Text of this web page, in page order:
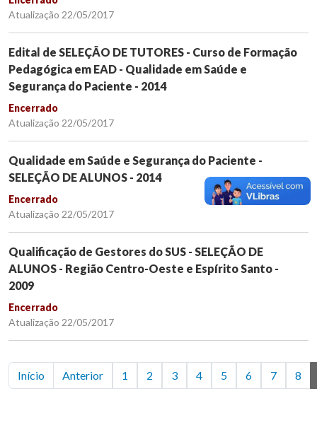
Atualização 22/05/2017
Edital de SELEÇÃO DE TUTORES - Curso de Formação
Pedagógica em EAD - Qualidade em Saúde e
Segurança do Paciente - 2014
Encerrado
Atualização 22/05/2017
Qualidade em Saúde e Segurança do Paciente -
SELEÇÃO DE ALUNOS - 2014
Encerrado
Atualização 22/05/2017
Qualificação de Gestores do SUS - SELEÇÃO DE
ALUNOS - Região Centro-Oeste e Espírito Santo -
2009
Encerrado
Atualização 22/05/2017
Início Anterior 1 2 3 4 5 6 7 8